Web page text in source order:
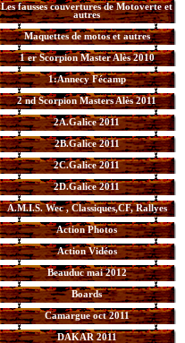
Les fausses couvertures de Motoverte et
autres
Maquettes de motos et autres
1 er Scorpion Master Alès 2010
1:Annecy Fécamp
2 nd Scorpion Masters Alès 2011
2A.Galice 2011
2B.Galice 2011
2C.Galice 2011
2D.Galice 2011
A.M.I.S. Wec , Classiques,CF, Rallyes
Action Photos
Action Vidéos
Beauduc mai 2012
Boards
Camargue oct 2011
DAKAR 2011